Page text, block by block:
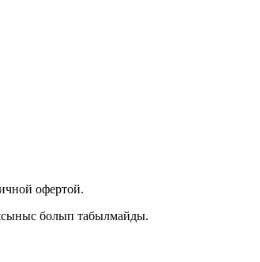
офертой.
болып табылмайды.